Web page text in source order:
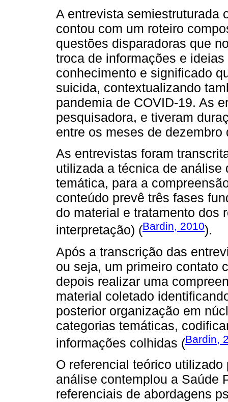
A entrevista semiestruturada
contou com um roteiro
questões disparadoras que
troca de informações e
conhecimento e significado
suicida, contextualizando
pandemia de COVID-19. As
pesquisadora, e tiveram
entre os meses de
As entrevistas foram
utilizada a técnica de análise
temática, para a
conteúdo prevê três fases
do material e tratamento dos
interpretação) (Bardin, 2010).
Após a transcrição das
ou seja, um primeiro contato
depois realizar uma
material coletado
posterior organização em
categorias temáticas,
informações colhidas (Bardin,
O referencial teórico
análise contemplou a Saúde
referenciais de abordagens